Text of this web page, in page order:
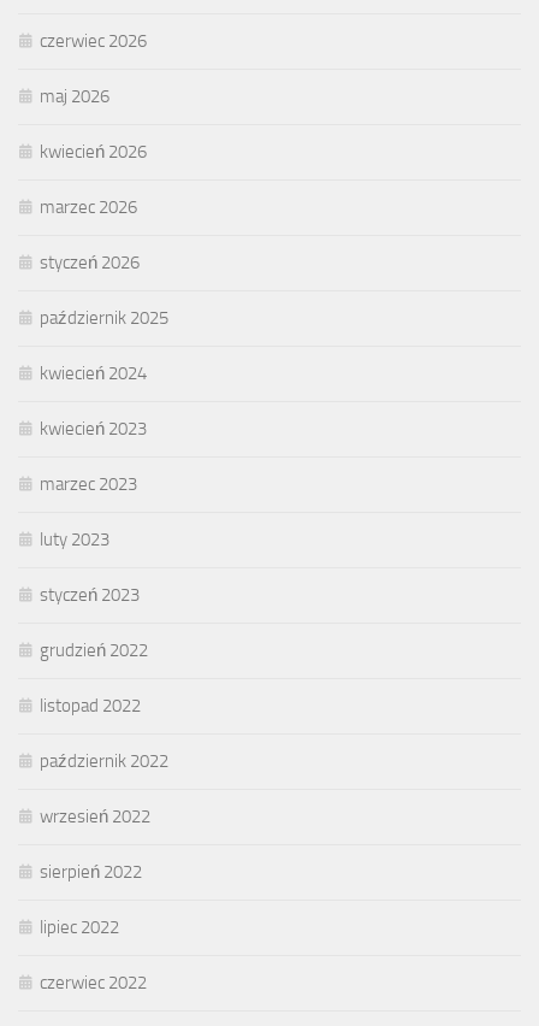
czerwiec 2026
maj 2026
kwiecień 2026
marzec 2026
styczeń 2026
październik 2025
kwiecień 2024
kwiecień 2023
marzec 2023
luty 2023
styczeń 2023
grudzień 2022
listopad 2022
październik 2022
wrzesień 2022
sierpień 2022
lipiec 2022
czerwiec 2022